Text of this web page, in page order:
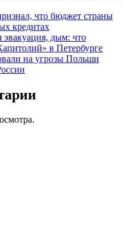
что бюджет страны
кредитах
эвакуация, дым: что
в Петербурге
на угрозы Польши